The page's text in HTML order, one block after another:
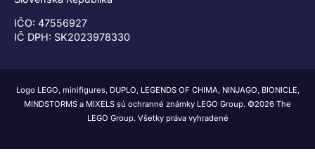
IČO: 47556927
IČ DPH: SK2023978330
Logo LEGO, minifigures, DUPLO, LEGENDS OF CHIMA, NINJAGO, BIONICLE,
MINDSTORMS a MIXELS sú ochranné známky LEGO Group. ©2026 The
LEGO Group. Všetky práva vyhradené